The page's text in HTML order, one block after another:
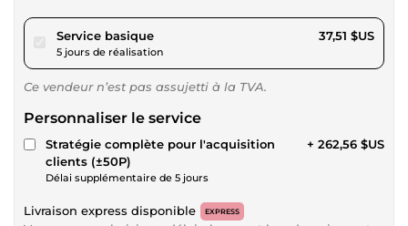
Service basiquepour 34,57 $US
5 jours de réalisation
37,51 $US
Ce vendeur n’est pas assujetti à la TVA.
Personnaliser le service
Stratégie complète pour l'acquisition
clients (±50P)
Délai supplémentaire de 5 jours
+ 262,56 $US
Livraison express disponible EXPRESS